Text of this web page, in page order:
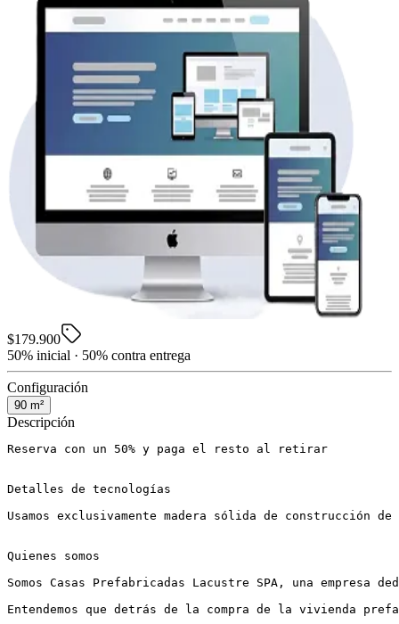
$179.900
50% inicial · 50% contra entrega
Configuración
90 m²
Descripción
Reserva con un 50% y paga el resto al retirar
Detalles de tecnologías
Usamos exclusivamente madera sólida de
Quienes somos
Somos Casas Prefabricadas Lacustre SPA, una
Entendemos que detrás de la compra de la vivienda